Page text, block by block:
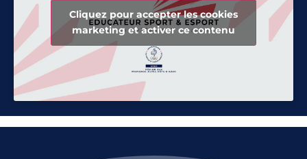
Cliquez pour accepter les cookies
marketing et activer ce contenu